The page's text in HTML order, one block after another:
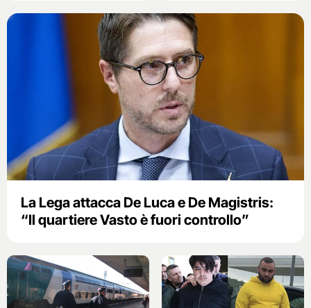
La Lega attacca De Luca e De Magistris:
“Il quartiere Vasto è fuori controllo”